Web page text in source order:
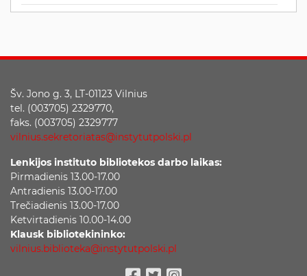
Šv. Jono g. 3, LT-01123 Vilnius
tel. (003705) 2329770,
faks. (003705) 2329777
vilnius.sekretoriatas@instytutpolski.pl
Lenkijos instituto bibliotekos darbo laikas:
Pirmadienis 13.00-17.00
Antradienis 13.00-17.00
Trečiadienis 13.00-17.00
Ketvirtadienis 10.00-14.00
Klausk bibliotekininko:
vilnius.biblioteka@instytutpolski.pl